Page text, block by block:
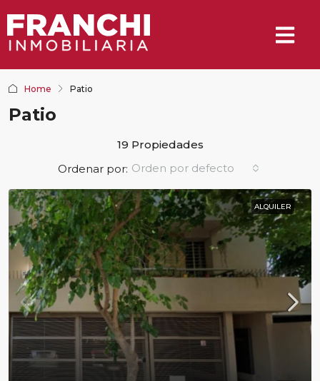
Home Patio
Patio
19 Propiedades
Ordenar por: Orden por defecto
ALQUILER